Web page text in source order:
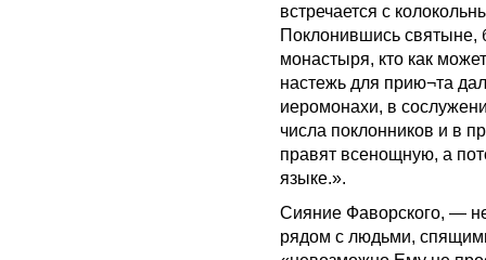
встречается с
Поклонившись святыне,
монастыря, кто как
настежь для прию¬та
иеромонахи, в
числа поклонников и в
правят всенощную, а
языке.».
Сияние Фаворского, —
рядом с людьми,